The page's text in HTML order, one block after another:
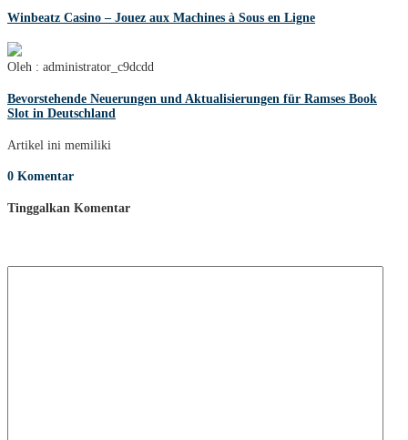
Winbeatz Casino – Jouez aux Machines à Sous en Ligne
Oleh : administrator_c9dcdd
Bevorstehende Neuerungen und Aktualisierungen für Ramses Book
Slot in Deutschland
Artikel ini memiliki
0 Komentar
Tinggalkan Komentar